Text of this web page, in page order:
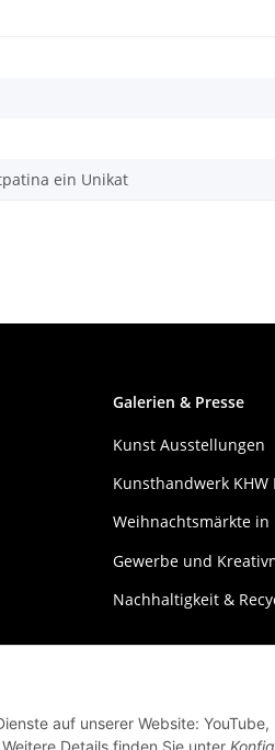
auf unserer Website: YouTube,
ein Unikat
Galerien & Presse
Kunst Ausstellungen
Kunsthandwerk KHW
Weihnachtsmärkte in
Gewerbe und
Nachhaltigkeit &